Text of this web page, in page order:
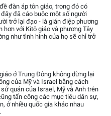
đàn áp tôn giáo, trong đó có
đã cáo buộc một số người
trở lại đạo - là gián điệp phương
hơn với Kitô giáo và phương Tây
như tình hình của họ sẽ chỉ trở
ở Trung Đông không dừng lại
của Mỹ và Israel bằng cách
quán của Israel, Mỹ và Anh trên
tấn công các mục tiêu dân sự,
ở nhiều quốc gia khác nhau